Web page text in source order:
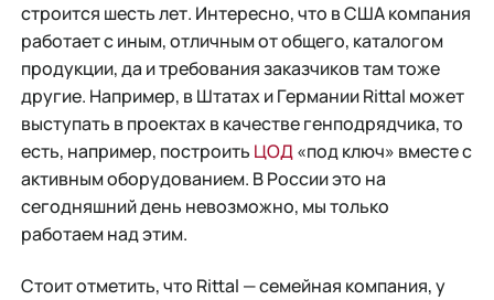
строится шесть лет. Интересно, что в США компания
работает с иным, отличным от общего, каталогом
продукции, да и требования заказчиков там тоже
другие. Например, в Штатах и Германии Rittal может
выступать в проектах в качестве генподрядчика, то
есть, например, построить ЦОД«под ключ» вместе с
активным оборудованием. В России это на
сегодняшний день невозможно, мы только
работаем над этим.
Стоит отметить, что Rittal — семейная компания, у